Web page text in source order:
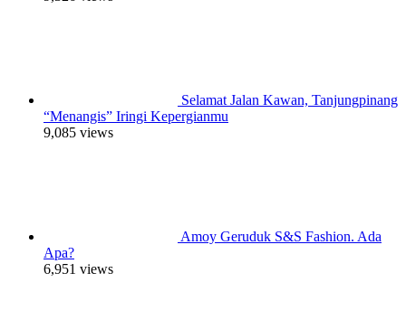
Selamat Jalan Kawan, Tanjungpinang
“Menangis” Iringi Kepergianmu
9,085 views
Amoy Geruduk S&S Fashion. Ada
Apa?
6,951 views